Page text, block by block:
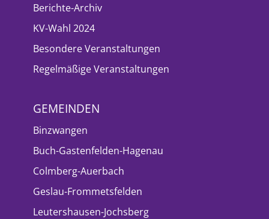
Berichte-Archiv
KV-Wahl 2024
Besondere Veranstaltungen
Regelmäßige Veranstaltungen
GEMEINDEN
Binzwangen
Buch-Gastenfelden-Hagenau
Colmberg-Auerbach
Geslau-Frommetsfelden
Leutershausen-Jochsberg